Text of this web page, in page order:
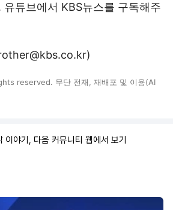
튜브에서 KBS뉴스를 구독해주
reserved. 무단 전재, 재배포 및 이용(AI
이야기, 다음 커뮤니티 웹에서 보기